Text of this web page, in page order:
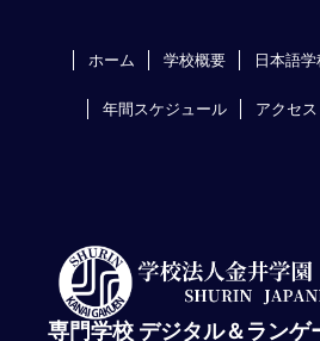
ホーム 学校概要 日本語学
年間スケジュール アクセス
専門学校 デジタル＆ランゲ